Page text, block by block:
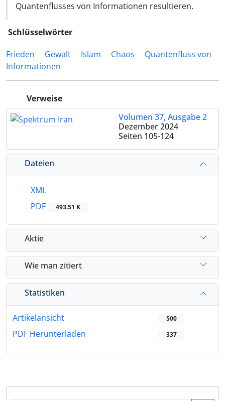
Quantenflusses von Informationen resultieren.
Schlüsselwörter
Frieden
Gewalt Islam Chaos
Quantenfluss von
Informationen
Verweise
Volumen 37, Ausgabe 2
Dezember 2024
Seiten 105-124
Dateien
XML
PDF
493.51 K
Aktie
Wie man zitiert
Statistiken
Artikelansicht 500
PDF Herunterladen 337